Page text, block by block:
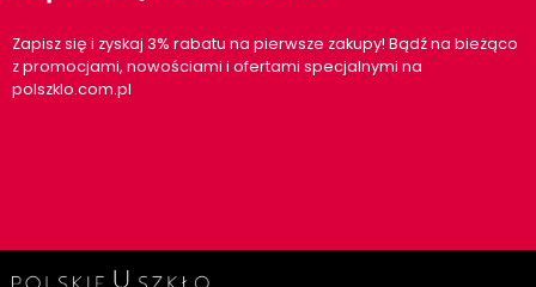
Zapisz się i zyskaj 3% rabatu na pierwsze zakupy! Bądź na bieżąco
z promocjami, nowościami i ofertami specjalnymi na
polszklo.com.pl